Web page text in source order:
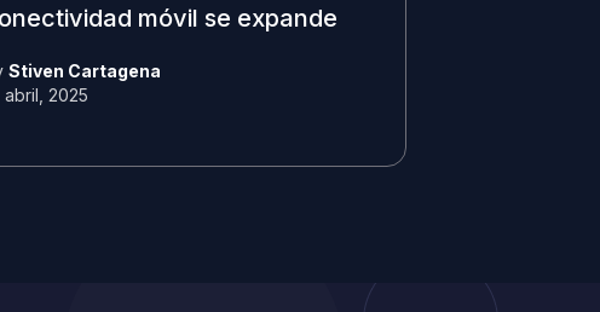
móvil se expande
Stiven Cartagena
abril, 2025